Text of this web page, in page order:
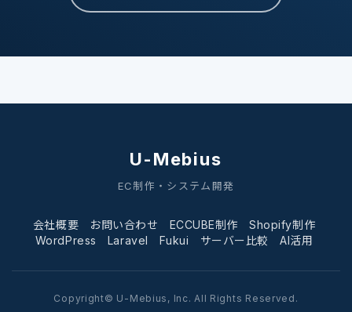
U-Mebius
EC制作・システム開発
会社概要 お問い合わせ ECCUBE制作
Shopify制作
WordPress
Laravel Fukui サーバー比較 AI活用
Copyright© U-Mebius, Inc. All Rights Reserved.